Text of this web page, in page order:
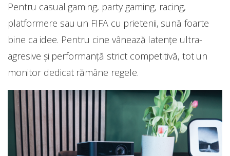
Pentru casual gaming, party gaming, racing,
platformere sau un FIFA cu prietenii, sună foarte
bine ca idee. Pentru cine vânează latențe ultra-
agresive și performanță strict competitivă, tot un
monitor dedicat rămâne regele.